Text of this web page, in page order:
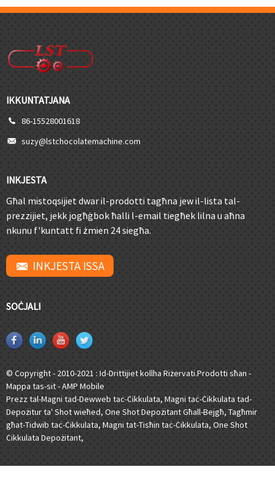
IKKUNTATJANA
86-15528001618
suzy@lstchocolatemachine.com
INKJESTA
Għal mistoqsijiet dwar il-prodotti tagħna jew il-lista tal-
prezzijiet, jekk jogħġbok ħalli l-email tiegħek lilna u aħna
nkunu f'kuntatt fi żmien 24 siegħa.
INKJESTA ISSA
SOĊJALI
© Copyright - 2010-2021 : Id-Drittijiet kollha Riżervati.Prodotti sħan -
Mappa tas-sit-AMP Mobile
Prezz tal-Magni tad-Dewweb taċ-Ċikkulata, Magni taċ-Ċikkulata tad-
Depożitur ta' Shot wieħed, One Shot Depożitant Għall-Bejgħ, Tagħmir
għat-Tidwib taċ-Ċikkulata, Magni tat-Tisħin taċ-Ċikkulata, One Shot
Ċikkulata Depożitant,